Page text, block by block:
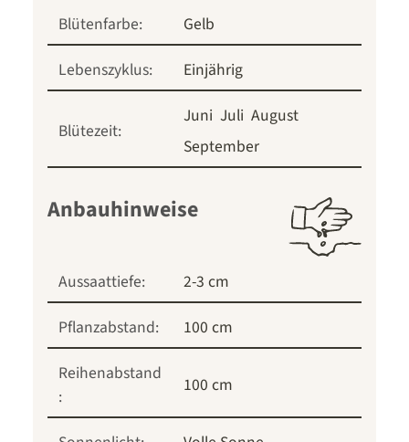
Blütenfarbe:
Gelb
Lebenszyklus:
Einjährig
Blütezeit:
Juni Juli August
September
Anbauhinweise
Aussaattiefe:
2-3 cm
Pflanzabstand:
100 cm
Reihenabstand
:
100 cm